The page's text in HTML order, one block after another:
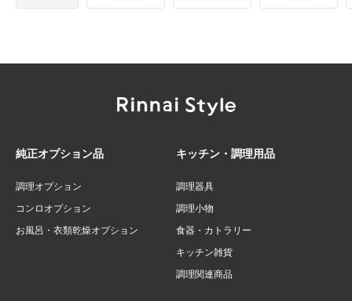
純正オプション品
調理オプション
コンロオプション
お風呂・衣類乾燥オプション
キッチン・調理用品
調理器具
調理小物
食器・カトラリー
キッチン雑貨
調理関連商品